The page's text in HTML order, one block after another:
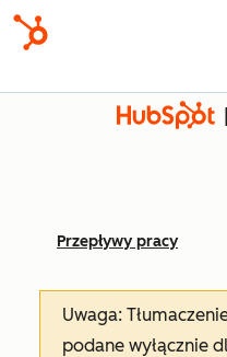
Przepływy pracy
Uwaga:
podane wyłącznie